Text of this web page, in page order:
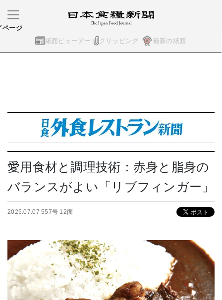
紙面ビューアー クリッピング 最新の紙面
ページ
愛用食材と調理技術：赤身と脂身の
バランスがよい「リブフィンガー」
2025.07.07 557号 12面